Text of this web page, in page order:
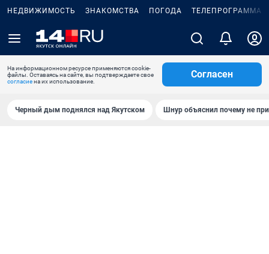
НЕДВИЖИМОСТЬ ЗНАКОМСТВА ПОГОДА ТЕЛЕПРОГРАММА
На информационном ресурсе применяются cookie-
файлы. Оставаясь на сайте, вы подтверждаете свое
согласиена их использование.
Согласен
Черный дым поднялся над Якутском Шнур объяснил почему не